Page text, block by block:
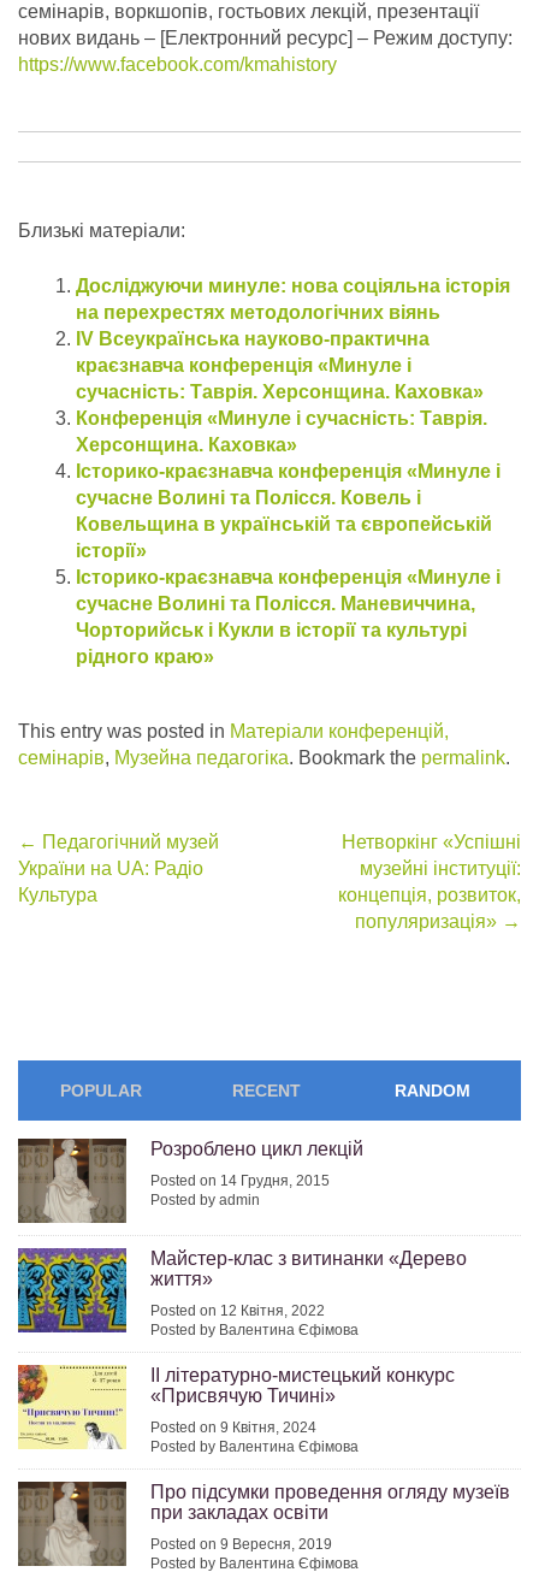
семінарів, воркшопів, гостьових лекцій, презентації
нових видань – [Електронний ресурс] – Режим доступу:
https://www.facebook.com/kmahistory
Близькі матеріали:
Досліджуючи минуле: нова соціяльна історія
на перехрестях методологічних віянь
IV Всеукраїнська науково-практична
краєзнавча конференція «Минуле і
сучасність: Таврія. Херсонщина. Каховка»
Конференція «Минуле і сучасність: Таврія.
Херсонщина. Каховка»
Історико-краєзнавча конференція «Минуле і
сучасне Волині та Полісся. Ковель і
Ковельщина в українській та європейській
історії»
Історико-краєзнавча конференція «Минуле і
сучасне Волині та Полісся. Маневиччина,
Чорторийськ і Кукли в історії та культурі
рідного краю»
This entry was posted in Матеріали конференцій,
семінарів, Музейна педагогіка. Bookmark the permalink.
Post
navigation
← Педагогічний музей
України на UA: Радіо
Культура
Нетворкінг «Успішні
музейні інституції:
концепція, розвиток,
популяризація» →
POPULAR RECENT RANDOM
Розроблено цикл лекцій
Posted on 14 Грудня, 2015
Posted by admin
Майстер-клас з витинанки «Дерево
життя»
Posted on 12 Квітня, 2022
Posted by Валентина Єфімова
ІІ літературно-мистецький конкурс
«Присвячую Тичині»
Posted on 9 Квітня, 2024
Posted by Валентина Єфімова
Про підсумки проведення огляду музеїв
при закладах освіти
Posted on 9 Вересня, 2019
Posted by Валентина Єфімова